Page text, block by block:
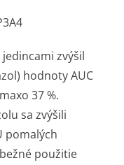
zvýšil
hodnoty AUC
37 %.
sa zvýšili
pomalých
použitie